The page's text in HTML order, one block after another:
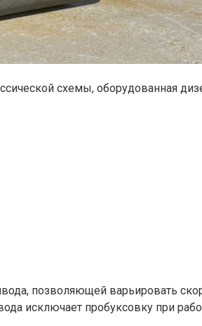
схемы, оборудованная
позволяющей варьировать
исключает пробуксовку при